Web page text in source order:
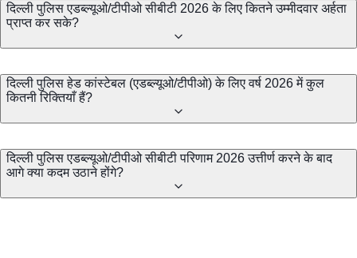
दिल्ली पुलिस एडब्ल्यूओ/टीपीओ सीबीटी 2026 के लिए कितने उम्मीदवार अर्हता
प्राप्त कर सके?
दिल्ली पुलिस हेड कांस्टेबल (एडब्ल्यूओ/टीपीओ) के लिए वर्ष 2026 में कुल
कितनी रिक्तियाँ हैं?
दिल्ली पुलिस एडब्ल्यूओ/टीपीओ सीबीटी परिणाम 2026 उत्तीर्ण करने के बाद
आगे क्या कदम उठाने होंगे?